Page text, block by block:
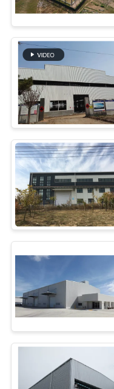
वीआर
शो
हमारे
बारे
कारखाने
दौरा
गुणवत्ता
नियंत्रण
हमसे
संपर्क
करें
समाचार
इस्पात
इस्पात
स्टील